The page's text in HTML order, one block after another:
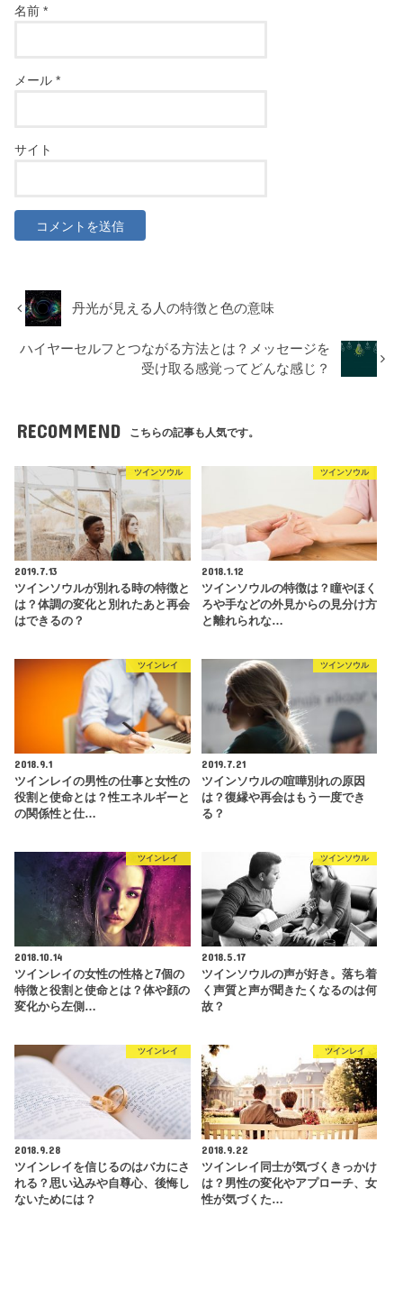
名前*
メール*
サイト
丹光が見える人の特徴と色の意味
ハイヤーセルフとつながる方法とは？メッセージを
受け取る感覚ってどんな感じ？
RECOMMEND こちらの記事も人気です。
ツインソウル
2019.7.13
ツインソウルが別れる時の特徴と
は？体調の変化と別れたあと再会
はできるの？
ツインソウル
2018.1.12
ツインソウルの特徴は？瞳やほく
ろや手などの外見からの見分け方
と離れられな…
ツインレイ
2018.9.1
ツインレイの男性の仕事と女性の
役割と使命とは？性エネルギーと
の関係性と仕…
ツインソウル
2019.7.21
ツインソウルの喧嘩別れの原因
は？復縁や再会はもう一度でき
る？
ツインレイ
2018.10.14
ツインレイの女性の性格と7個の
特徴と役割と使命とは？体や顔の
変化から左側…
ツインソウル
2018.5.17
ツインソウルの声が好き。落ち着
く声質と声が聞きたくなるのは何
故？
ツインレイ
2018.9.28
ツインレイを信じるのはバカにさ
れる？思い込みや自尊心、後悔し
ないためには？
ツインレイ
2018.9.22
ツインレイ同士が気づくきっかけ
は？男性の変化やアプローチ、女
性が気づくた…